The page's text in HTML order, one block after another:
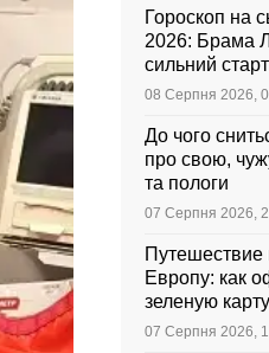
Гороскоп на
2026: Брама
сильний
зодіаку
08 Серпня 2026,
До чого
про свою,
та пологи
07 Серпня 2026,
Путешествие
Европу: как
зеленую
07 Серпня 2026,